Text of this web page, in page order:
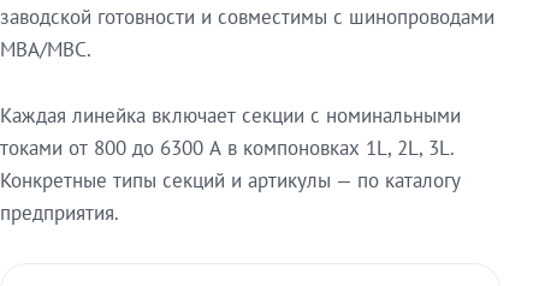
заводской готовности и совместимы с шинопроводами
МВА/МВС.
Каждая линейка включает секции с номинальными
токами от 800 до 6300 А в компоновках 1L, 2L, 3L.
Конкретные типы секций и артикулы — по каталогу
предприятия.